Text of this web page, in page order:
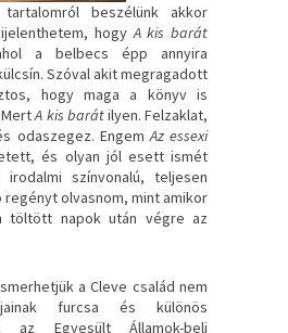
beszélünk akkor
hogyA kis barát
a belbecs épp annyira
Szóval akit megragadott
hogy maga a könyv is
MertA kis barátilyen. Felzaklat,
odaszegez. EngemAz essexi
és olyan jól esett ismét
színvonalú, teljesen
regényt olvasnom, mint amikor
töltött napok után végre az
a Cleve család nem
furcsa és különös
az Egyesült Államok-beli